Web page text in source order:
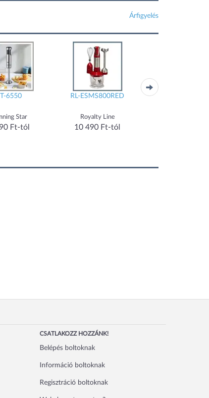
Árfigyelés
6550
Star
Ft-tól
RL-ESMS800RED
Royalty Line
10 490 Ft-tól
CSATLAKOZZ HOZZÁNK!
Belépés boltoknak
Információ boltoknak
Regisztráció boltoknak